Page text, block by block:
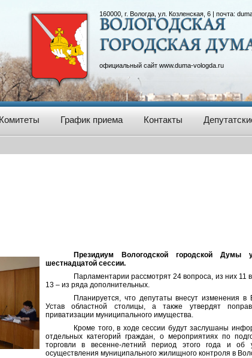
160000, г. Вологда, ул. Козленская, 6 | почта:
официальный сайт www.duma-vologda.ru
Комитеты График приема Контакты
Президиум Вологодской городской Думы
шестнадцатой сессии.
Парламентарии рассмотрят 24 вопроса, из них 11
13 – из ряда дополнительных.
Планируется, что депутаты внесут изменения
Устав областной столицы, а также утвердят
приватизации муниципального имущества.
Кроме того, в ходе сессии будут заслушаны
отдельных категорий граждан, о мероприятиях по
торговли в весенне-летний период этого года и об
осуществления муниципального жилищного контроля в